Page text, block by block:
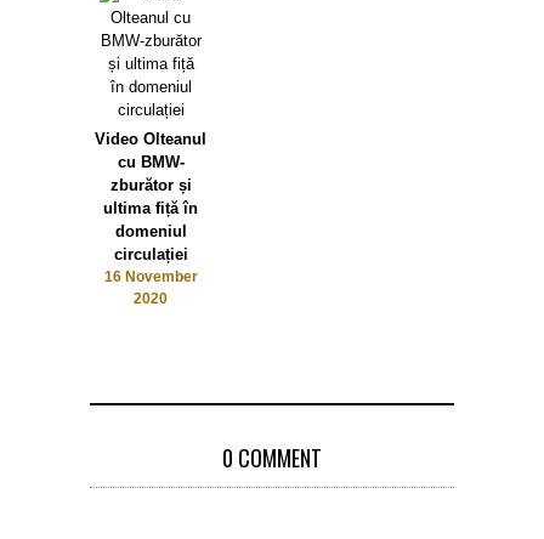
Video Olteanul
cu BMW-
zburător și
ultima fiță în
domeniul
circulației
16 November
2020
0 COMMENT